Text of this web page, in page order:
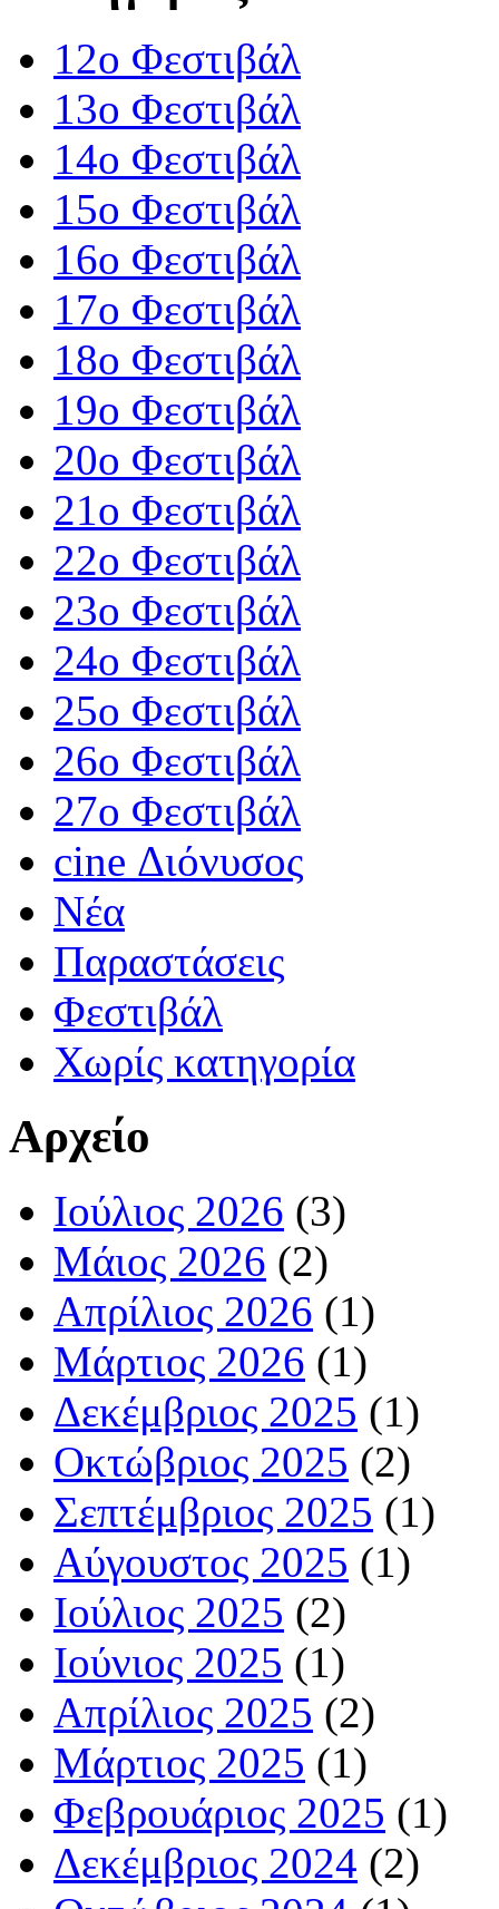
12o Φεστιβάλ
13ο Φεστιβάλ
14ο Φεστιβάλ
15ο Φεστιβάλ
16ο Φεστιβάλ
17ο Φεστιβάλ
18ο Φεστιβάλ
19ο Φεστιβάλ
20ο Φεστιβάλ
21ο Φεστιβάλ
22ο Φεστιβάλ
23ο Φεστιβάλ
24ο Φεστιβάλ
25ο Φεστιβάλ
26ο Φεστιβάλ
27ο Φεστιβάλ
cine Διόνυσος
Νέα
Παραστάσεις
Φεστιβάλ
Χωρίς κατηγορία
Αρχείο
Ιούλιος 2026 (3)
Μάιος 2026 (2)
Απρίλιος 2026 (1)
Μάρτιος 2026 (1)
Δεκέμβριος 2025 (1)
Οκτώβριος 2025 (2)
Σεπτέμβριος 2025 (1)
Αύγουστος 2025 (1)
Ιούλιος 2025 (2)
Ιούνιος 2025 (1)
Απρίλιος 2025 (2)
Μάρτιος 2025 (1)
Φεβρουάριος 2025 (1)
Δεκέμβριος 2024 (2)